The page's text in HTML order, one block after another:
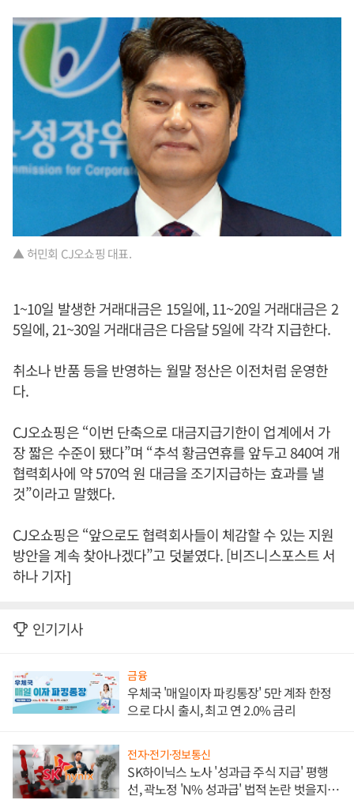
▲ 허민회 CJ오쇼핑 대표.
1~10일 발생한 거래대금은 15일에, 11~20일 거래대금은 2
5일에, 21~30일 거래대금은 다음달 5일에 각각 지급한다.
취소나 반품 등을 반영하는 월말 정산은 이전처럼 운영한
다.
CJ오쇼핑은 “이번 단축으로 대금지급기한이 업계에서 가
장 짧은 수준이 됐다”며 “추석 황금연휴를 앞두고 840여 개
협력회사에 약 570억 원 대금을 조기지급하는 효과를 낼
것”이라고 말했다.
CJ오쇼핑은 “앞으로도 협력회사들이 체감할 수 있는 지원
방안을 계속 찾아나겠다”고 덧붙였다. [비즈니스포스트 서
하나 기자]
인기기사
금융
우체국 '매일이자 파킹통장' 5만 계좌 한정
으로 다시 출시, 최고 연 2.0% 금리
전자·전기·정보통신
SK하이닉스 노사 '성과급 주식 지급' 평행
선, 곽노정 'N% 성과급' 법적 논란 벗을지 주